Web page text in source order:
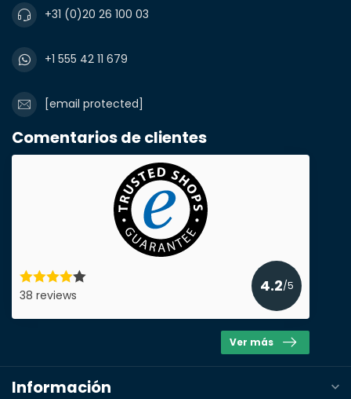
+31 (0)20 26 100 03
+1 555 42 11 679
[email protected]
Comentarios de clientes
38 reviews
4.2/5
Ver más
Información